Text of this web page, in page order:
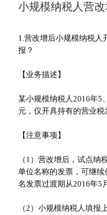
小规模纳税人营
1.营改增后小规模纳税人
报？
【业务描述】
某小规模纳税人2016年5
元，仅开具持有的营业税
【注意事项】
（1）营改增后，试点
单位名称的发票，可继
名发票过渡期从2016年5
（2）小规模纳税人填